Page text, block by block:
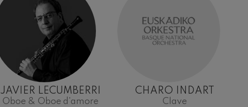
JAVIER LECUMBERRI
Oboe & Oboe d'amore
CHARO INDART
Clave